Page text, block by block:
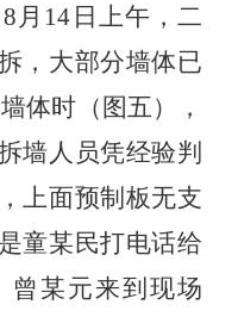
月14日上午，二
，大部分墙体已
体时（图五），
墙人员凭经验判
上面预制板无支
童某民打电话给
曾某元来到现场